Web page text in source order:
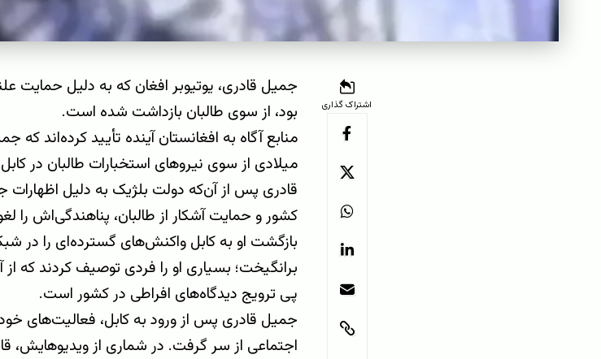
اشتراک گذاری
جمیل قادری، یوتیوبر افغان که به دلیل حمایت
بود، از سوی طالبان بازداشت شده است.
میلادی از سوی نیروهای استخبارات طالبان در
قادری پس از آن‌که دولت بلژیک به دلیل
کشور و حمایت آشکار از طالبان، پناهندگی‌اش را
بازگشت او به کابل واکنش‌های گسترده‌ای را در
برانگیخت؛ بسیاری او را فردی توصیف کردند که از
پی ترویج دیدگاه‌های افراطی در کشور است.
جمیل قادری پس از ورود به کابل، فعالیت‌های
اجتماعی از سر گرفت. در شماری از ویدیوهایش،